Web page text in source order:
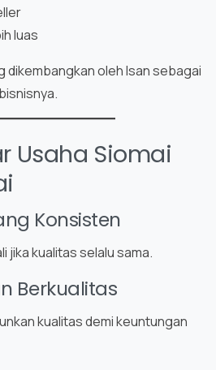
luas
dikembangkan oleh Isan sebagai
Usaha Siomai
Konsisten
jika kualitas selalu sama.
Berkualitas
kualitas demi keuntungan